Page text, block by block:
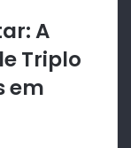
A
Triplo
em